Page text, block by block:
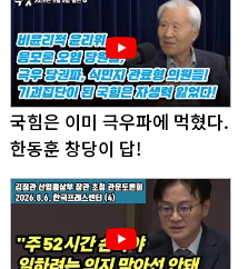
국힘은 이미 극우파에 먹혔다.
한동훈 창당이 답!